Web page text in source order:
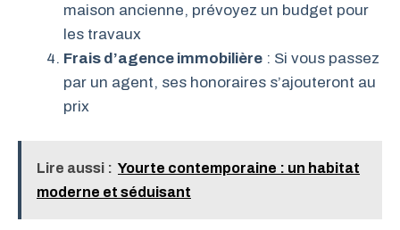
maison ancienne, prévoyez un budget pour
les travaux
Frais d’agence immobilière : Si vous passez
par un agent, ses honoraires s’ajouteront au
prix
Lire aussi : Yourte contemporaine : un habitat
moderne et séduisant